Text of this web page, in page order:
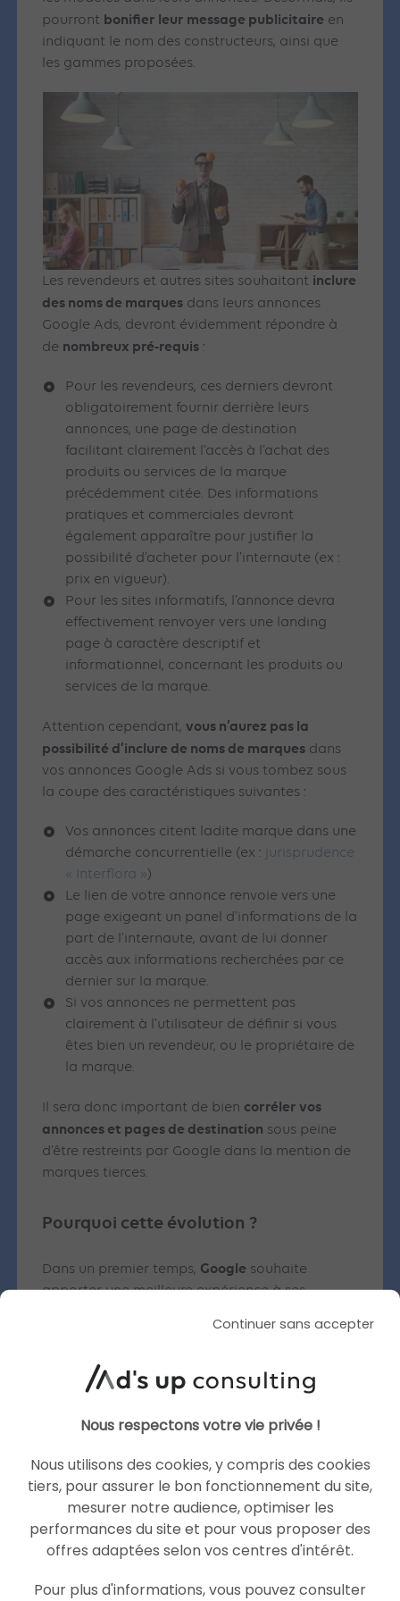
pourront bonifier leur message publicitaire en
indiquant le nom des constructeurs, ainsi que
les gammes proposées.
Les revendeurs et autres sites souhaitant inclure
des noms de marques dans leurs annonces
Google Ads, devront évidemment répondre à
de nombreux pré-requis :
Pour les revendeurs, ces derniers devront
obligatoirement fournir derrière leurs
annonces, une page de destination
facilitant clairement l’accès à l’achat des
produits ou services de la marque
précédemment citée. Des informations
pratiques et commerciales devront
également apparaître pour justifier la
possibilité d’acheter pour l’internaute (ex :
prix en vigueur).
Pour les sites informatifs, l’annonce devra
effectivement renvoyer vers une landing
page à caractère descriptif et
informationnel, concernant les produits ou
services de la marque.
Attention cependant,vous n’aurez pas la
possibilité d’inclure de noms de marques dans
vos annonces Google Ads si vous tombez sous
la coupe des caractéristiques suivantes :
Vos annonces citent ladite marque dans une
démarche concurrentielle (ex :
jurisprudence
« Interflora »)
Le lien de votre annonce renvoie vers une
page exigeant un panel d’informations de la
part de l’internaute, avant de lui donner
accès aux informations recherchées par ce
dernier sur la marque.
Si vos annonces ne permettent pas
clairement à l’utilisateur de définir si vous
êtes bien un revendeur, ou le propriétaire de
la marque.
Il sera donc important de bien corréler vos
annonces et pages de destination sous peine
d’être restreints par Google dans la mention de
marques tierces.
Pourquoi cette évolution ?
Dans un premier temps, Google souhaite
apporter une meilleure expérience à ses
Côté annonceurs, cette opportunité devrait
entraîner une
meilleure pertinence des
annonces avec pour conséquence, une
augmentation de l’engagement
dernières. Leniveau de qualitése verra lui aussi
impacté par le biais d’une amélioration dutaux
de clics, et pourra donc entraîner uneréduction
des coûts et une meilleure position.
évolution devrait engendrer unemeilleure
Continuer sans accepter
Nous respectons votre vie privée !
Nous utilisons des cookies, y compris des cookies
tiers, pour assurer le bon fonctionnement du site,
mesurer notre audience, optimiser les
performances du site et pour vous proposer des
offres adaptées selon vos centres d'intérêt.
Pour plus d'informations, vous pouvez consulter